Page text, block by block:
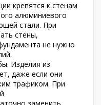
крепятся к стенам
алюминиевого
стали. При
стены,
не нужно
Изделия из
даже если они
трафиком. При